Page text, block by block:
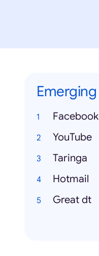
Emerging
Facebook
YouTube
Taringa
Hotmail
Great dt